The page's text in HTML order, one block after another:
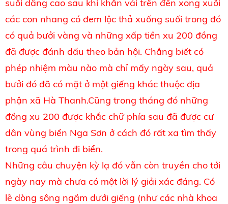
suối dâng cao sau khi khấn vái trên đền xong xuôi
các con nhang có đem lộc thả xuống suối trong đó
có quả bưởi vàng và những xấp tiền xu 200 đồng
đã được đánh dấu theo bản hội. Chẳng biết có
phép nhiệm màu nào mà chỉ mấy ngày sau, quả
bưởi đó đã có mặt ở một giếng khác thuộc địa
phận xã Hà Thanh.Cũng trong tháng đó những
đồng xu 200 được khắc chữ phía sau đã được cư
dân vùng biển Nga Sơn ở cách đó rất xa tìm thấy
trong quá trình đi biển.
Những câu chuyện kỳ lạ đó vẫn còn truyền cho tới
ngày nay mà chưa có một lời lý giải xác đáng. Có
lẽ dòng sông ngầm dưới giếng (như các nhà khoa